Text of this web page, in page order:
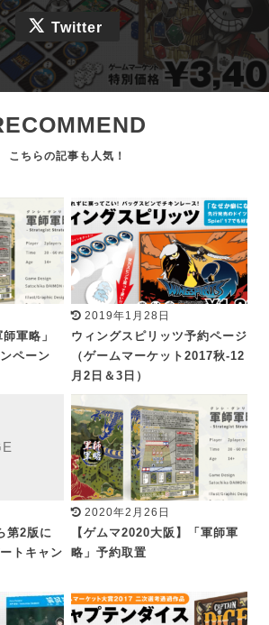
Twitter
軍略」
ペーン
2019年1月28日
ウィングスピリッツ予約ページ
（ゲームマーケット2017秋-12
月2日＆3日）
第2版に
トキャン
2020年2月26日
【ゲムマ2020大阪】「軍師軍
略」予約取置